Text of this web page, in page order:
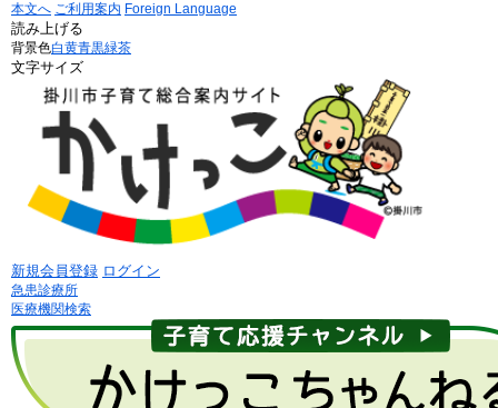
本文へ ご利用案内 Foreign Language
読み上げる
背景色白黄青黒緑茶
文字サイズ
新規会員登録 ログイン
急患診療所
医療機関検索